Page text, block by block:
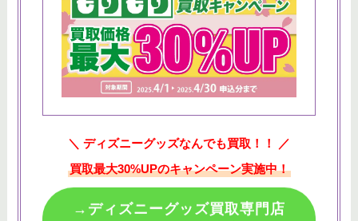
＼ ディズニーグッズなんでも買取！！ ／
買取最大30%UPのキャンペーン実施中！
→ディズニーグッズ買取専門店